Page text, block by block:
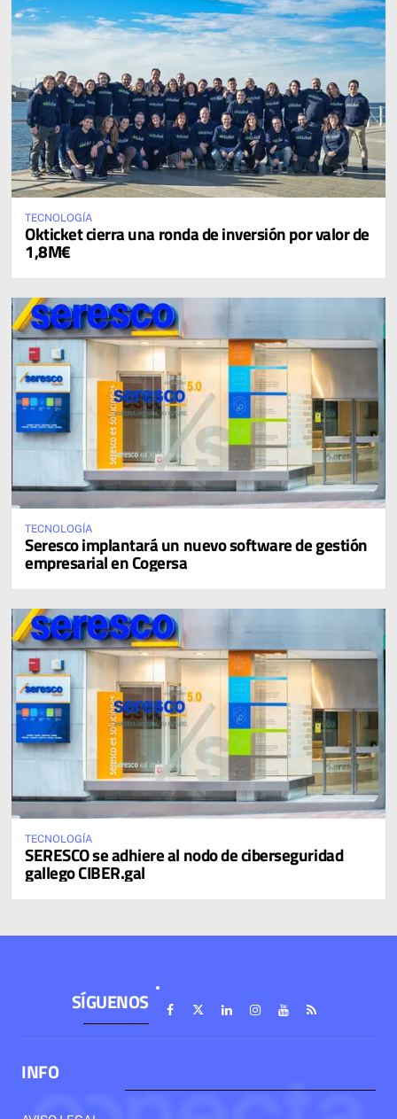
TECNOLOGÍA
Okticket cierra una ronda de inversión por valor de
1,8M€
TECNOLOGÍA
Seresco implantará un nuevo software de gestión
empresarial en Cogersa
TECNOLOGÍA
SERESCO se adhiere al nodo de ciberseguridad
gallego CIBER.gal
SÍGUENOS
INFO